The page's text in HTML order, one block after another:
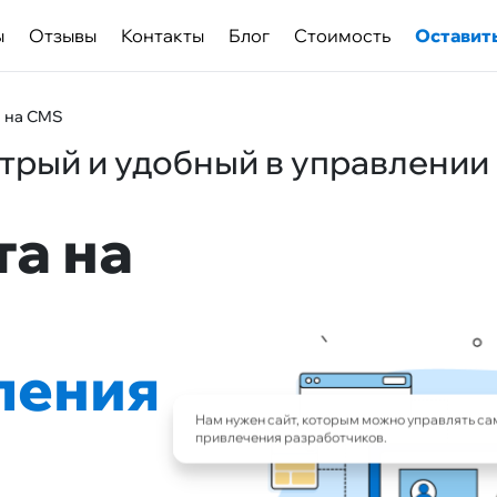
Отзывы Контакты Блог Cтоимость
на CMS
и удобный в управлении
на
Нам нужен сайт, которым можно управлять
привлечения разработчиков.